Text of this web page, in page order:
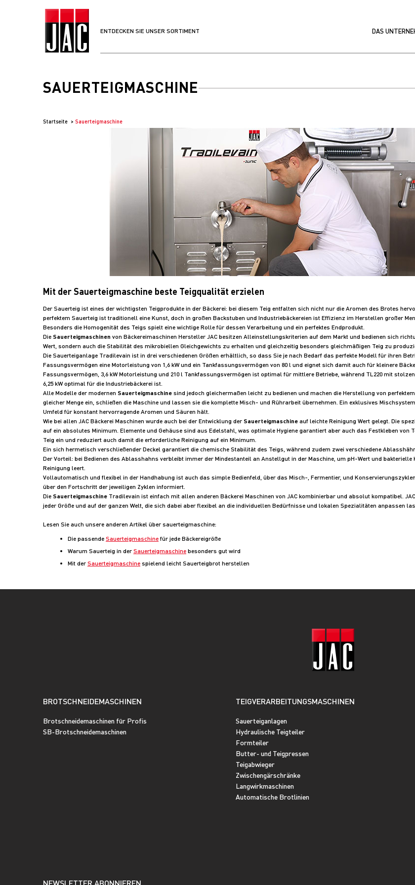
ENTDECKEN SIE UNSER SORTIMENT DAS
SAUERTEIGMASCHINE
Startseite Sauerteigmaschine
Mit der Sauerteigmaschine beste Teigqualität erzielen
Der Sauerteig ist eines der wichtigsten Teigprodukte in der Bäckerei: bei diesem Teig entfalten sich nicht nur die Aromen des Brotes
perfektem Sauerteig ist traditionell eine Kunst, doch in großen Backstuben und Industriebäckereien ist Effizienz im Herstellen großer
Besonders die Homogenität des Teigs spielt eine wichtige Rolle für dessen Verarbeitung und ein perfektes Endprodukt.
Die Sauerteigmaschinen von Bäckereimaschinen Hersteller JAC besitzen Alleinstellungskriterien auf dem Markt und bedienen sich
Wert, sondern auch die Stabilität des mikrobiellen Gleichgewichts zu erhalten und gleichzeitig besonders gleichmäßigen Teig zu
Die Sauerteiganlage Tradilevain ist in drei verschiedenen Größen erhältlich, so dass Sie je nach Bedarf das perfekte Modell für ihren
Fassungsvermögen eine Motorleistung von 1,6 kW und ein Tankfassungsvermögen von 80 l und eignet sich damit auch für kleinere
Fassungsvermögen, 3,6 kW Motorleistung und 210 l Tankfassungsvermögen ist optimal für mittlere Betriebe, während TL220 mit
6,25 kW optimal für die Industriebäckerei ist.
Alle Modelle der modernen Sauerteigmaschine sind jedoch gleichermaßen leicht zu bedienen und machen die Herstellung von
gleicher Menge ein, schließen die Maschine und lassen sie die komplette Misch- und Rührarbeit übernehmen. Ein exklusives
Umfeld für konstant hervorragende Aromen und Säuren hält.
Wie bei allen JAC Bäckerei Maschinen wurde auch bei der Entwicklung der Sauerteigmaschine auf leichte Reinigung Wert gelegt. Die
auf ein absolutes Minimum. Elemente und Gehäuse sind aus Edelstahl, was optimale Hygiene garantiert aber auch das Festkleben von
Teig ein und reduziert auch damit die erforderliche Reinigung auf ein Minimum.
Ein sich hermetisch verschließender Deckel garantiert die chemische Stabilität des Teigs, während zudem zwei verschiedene
Der Vorteil: bei Bedienen des Ablasshahns verbleibt immer der Mindestanteil an Anstellgut in der Maschine, um pH-Wert und
Reinigung leert.
Vollautomatisch und flexibel in der Handhabung ist auch das simple Bedienfeld, über das Misch-, Fermentier, und
über den Fortschritt der jeweiligen Zyklen informiert.
Die Sauerteigmaschine Tradilevain ist einfach mit allen anderen Bäckerei Maschinen von JAC kombinierbar und absolut kompatibel.
jeder Größe und auf der ganzen Welt, die sich dabei aber flexibel an die individuellen Bedürfnisse und lokalen Spezialitäten anpassen
Lesen Sie auch unsere anderen Artikel über sauerteigmaschine:
Die passende Sauerteigmaschine für jede Bäckereigröße
Warum Sauerteig in der Sauerteigmaschine besonders gut wird
Mit der Sauerteigmaschine spielend leicht Sauerteigbrot herstellen
NEWSLETTER ABONNIEREN
BROTSCHNEIDEMASCHINEN
Brotschneidemaschinen für Profis
SB-Brotschneidemaschinen
TEIGVERARBEITUNGSMASCHINEN
Sauerteiganlagen
Hydraulische Teigteiler
Formteiler
Butter- und Teigpressen
Teigabwieger
Zwischengärschränke
Langwirkmaschinen
Automatische Brotlinien